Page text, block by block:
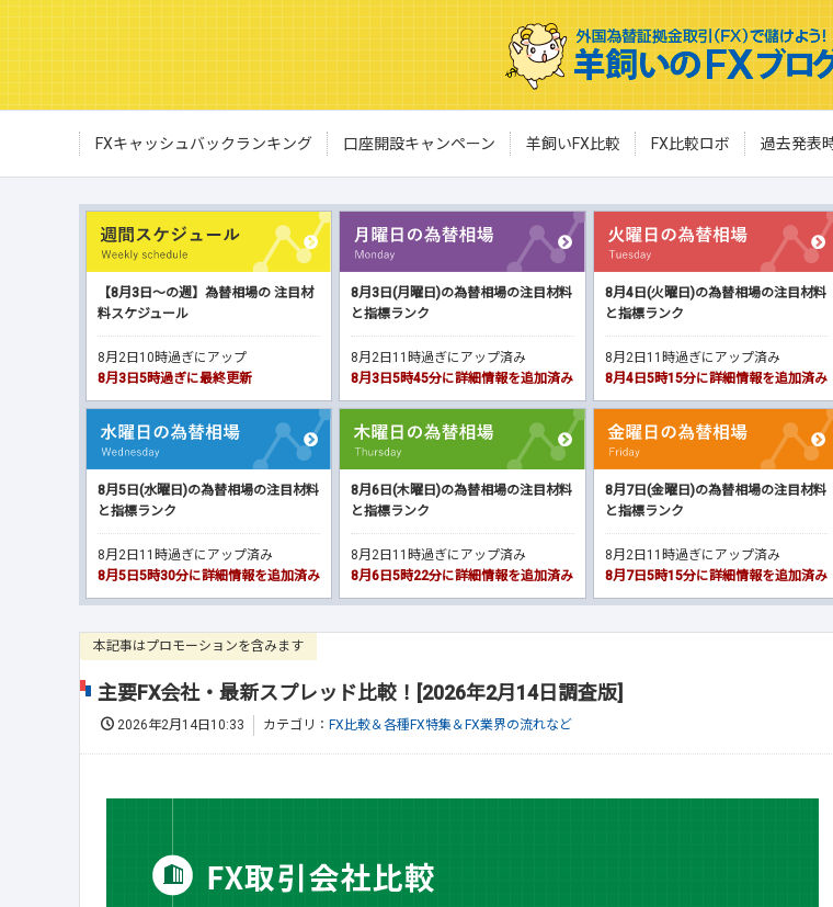
FXキャッシュバックランキング 口座開設キャンペーン 羊飼いFX比較 FX比較ロボ 過去発表
【8月3日～の週】為替相場の 注目材
料スケジュール
8月2日10時過ぎにアップ
8月3日5時過ぎに最終更新
8月3日(月曜日)の為替相場の注目材料
と指標ランク
8月2日11時過ぎにアップ済み
8月3日5時45分に詳細情報を追加済み
8月4日(火曜日)の為替相場の注目材料
と指標ランク
8月2日11時過ぎにアップ済み
8月4日5時15分に詳細情報を追加済み
8月5日(水曜日)の為替相場の注目材料
と指標ランク
8月2日11時過ぎにアップ済み
8月5日5時30分に詳細情報を追加済み
8月6日(木曜日)の為替相場の注目材料
と指標ランク
8月2日11時過ぎにアップ済み
8月6日5時22分に詳細情報を追加済み
8月7日(金曜日)の為替相場の注目材料
と指標ランク
8月2日11時過ぎにアップ済み
8月7日5時15分に詳細情報を追加済み
本記事はプロモーションを含みます
主要FX会社・最新スプレッド比較！[2026年2月14日調査版]
2026年2月14日10:33 カテゴリ： FX比較＆各種FX特集＆FX業界の流れなど